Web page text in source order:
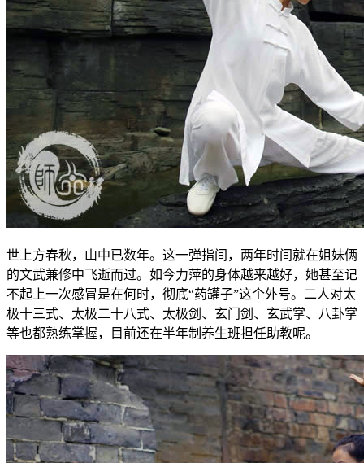
世上方春秋，山中已数年。这一弹指间，两年时间就在姐妹俩
的文武兼修中飞逝而过。如今力萍的身体越来越好，她甚至记
不起上一次感冒是在何时，彻底“药罐子”这个外号。二人对太
极十三式、太极二十八式、太极剑、玄门剑、玄武掌、八卦掌
等也都熟练掌握，目前还在半年制养生班担任助教呢。